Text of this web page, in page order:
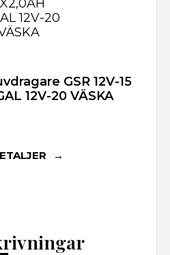
GSR 12V-15
12V-20 VÄSKA